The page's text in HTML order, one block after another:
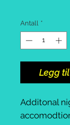
Antall *
Legg
Additonal